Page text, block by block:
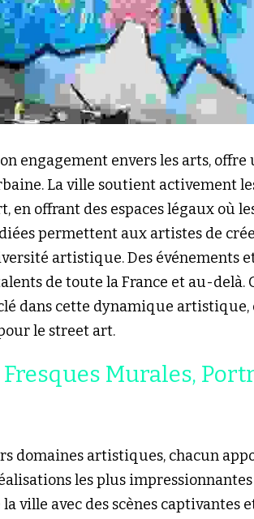
engagement envers les arts,
La ville soutient activement
offrant des espaces légaux où
permettent aux artistes de
artistique. Des événements
de toute la France et au-delà.
dans cette dynamique
le street art.
Murales,
domaines artistiques, chacun
les plus
ville avec des scènes captivantes